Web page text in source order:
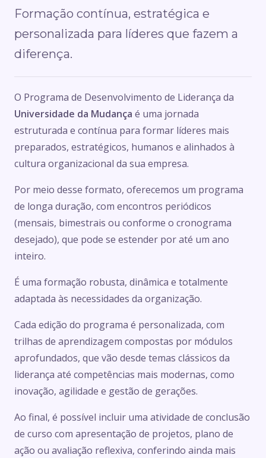
Formação contínua, estratégica e
personalizada para líderes que fazem a
diferença.
O Programa de Desenvolvimento de Liderança da
Universidade da Mudança é uma jornada
estruturada e contínua para formar líderes mais
preparados, estratégicos, humanos e alinhados à
cultura organizacional da sua empresa.
Por meio desse formato, oferecemos um programa
de longa duração, com encontros periódicos
(mensais, bimestrais ou conforme o cronograma
desejado), que pode se estender por até um ano
inteiro.
É uma formação robusta, dinâmica e totalmente
adaptada às necessidades da organização.
Cada edição do programa é personalizada, com
trilhas de aprendizagem compostas por módulos
aprofundados, que vão desde temas clássicos da
liderança até competências mais modernas, como
inovação, agilidade e gestão de gerações.
Ao final, é possível incluir uma atividade de conclusão
de curso com apresentação de projetos, plano de
ação ou avaliação reflexiva, conferindo ainda mais